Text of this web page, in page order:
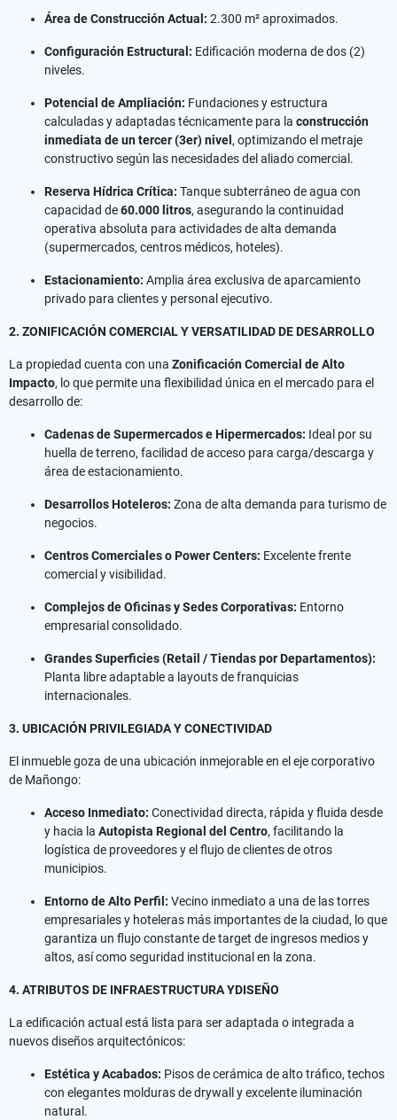
Área de Construcción Actual: 2.300 m² aproximados.
Configuración Estructural: Edificación moderna de dos (2)
niveles.
Potencial de Ampliación: Fundaciones y estructura
calculadas y adaptadas técnicamente para la construcción
inmediata de un tercer (3er) nivel , optimizando el metraje
constructivo según las necesidades del aliado comercial.
Reserva Hídrica Crítica: Tanque subterráneo de agua con
capacidad de60.000 litros, asegurando la continuidad
operativa absoluta para actividades de alta demanda
(supermercados, centros médicos, hoteles).
Estacionamiento: Amplia área exclusiva de aparcamiento
privado para clientes y personal ejecutivo.
2. ZONIFICACIÓN COMERCIAL Y VERSATILIDAD DE DESARROLLO
La propiedad cuenta con una Zonificación Comercial de Alto
Impacto, lo que permite una flexibilidad única en el mercado para el
desarrollo de:
Cadenas de Supermercados e Hipermercados: Ideal por su
huella de terreno, facilidad de acceso para carga/descarga y
área de estacionamiento.
Desarrollos Hoteleros: Zona de alta demanda para turismo de
negocios.
Centros Comerciales o Power Centers: Excelente frente
comercial y visibilidad.
Complejos de Oficinas y Sedes Corporativas: Entorno
empresarial consolidado.
Grandes Superficies (Retail / Tiendas por Departamentos):
Planta libre adaptable a layouts de franquicias
internacionales.
3. UBICACIÓN PRIVILEGIADA Y CONECTIVIDAD
El inmueble goza de una ubicación inmejorable en el eje corporativo
de Mañongo:
Acceso Inmediato: Conectividad directa, rápida y fluida desde
y hacia la Autopista Regional del Centro, facilitando la
logística de proveedores y el flujo de clientes de otros
municipios.
Entorno de Alto Perfil: Vecino inmediato a una de las torres
empresariales y hoteleras más importantes de la ciudad, lo que
garantiza un flujo constante de target de ingresos medios y
altos, así como seguridad institucional en la zona.
4. ATRIBUTOS DE INFRAESTRUCTURA YDISEÑO
La edificación actual está lista para ser adaptada o integrada a
nuevos diseños arquitectónicos:
Estética y Acabados: Pisos de cerámica de alto tráfico, techos
con elegantes molduras de drywall y excelente iluminación
natural.